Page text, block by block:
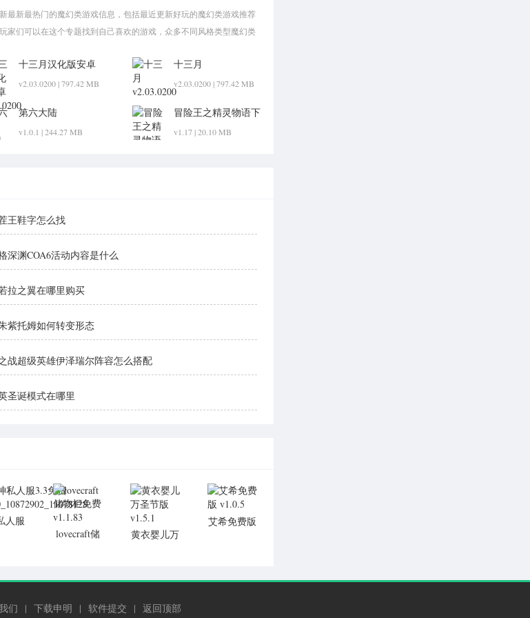
最新最热门的魔幻类游戏信息，包括最近更新好玩的魔幻类游戏推荐
家们可以在这个专题找到自己喜欢的游戏，众多不同风格类型魔幻类
十三月汉化版安卓
v2.03.0200 | 797.42 MB
十三月
v2.03.0200 | 797.42 MB
第六大陆
v1.0.1 | 244.27 MB
冒险王之精灵物语下
v1.17 | 20.10 MB
王鞋字怎么找
深渊COA6活动内容是什么
拉之翼在哪里购买
紫托姆如何转变形态
战超级英雄伊泽瑞尔阵容怎么搭配
圣诞模式在哪里
人服
lovecraft储
黄衣婴儿万
艾希免费版
们 | 下载申明 | 软件提交 | 返回顶部